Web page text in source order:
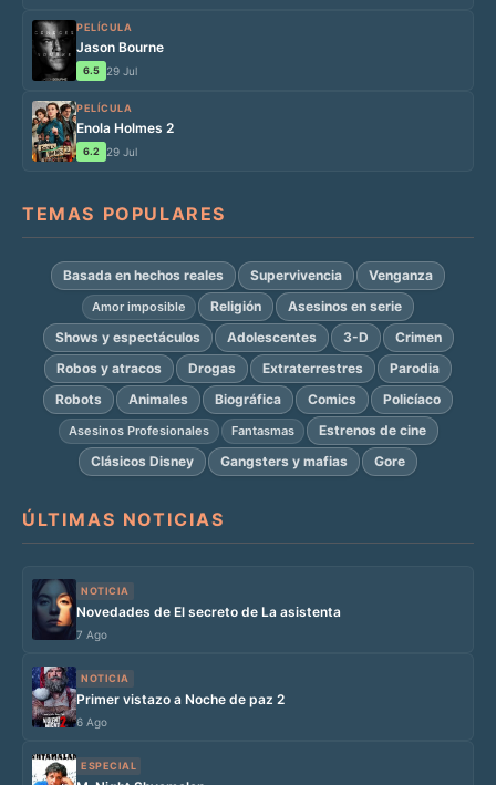
PELÍCULA
Jason Bourne
6.5 29 Jul
PELÍCULA
Enola Holmes 2
6.2 29 Jul
TEMAS POPULARES
Basada en hechos reales Supervivencia Venganza
Amor imposible Religión
Asesinos en serie
Shows y espectáculos
Adolescentes 3-D
Crimen
Robos y atracos
Drogas Extraterrestres
Parodia
Robots
Animales Biográfica Comics Policíaco
Asesinos Profesionales Fantasmas
Estrenos de cine
Clásicos Disney
Gangsters y mafias Gore
ÚLTIMAS NOTICIAS
NOTICIA
Novedades de El secreto de La asistenta
7 Ago
NOTICIA
Primer vistazo a Noche de paz 2
6 Ago
ESPECIAL